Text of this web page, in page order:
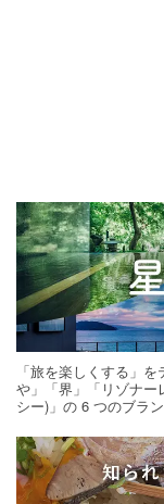
「旅を楽しくする」
や」「界」「リゾナー
シー)」の 6 つのブラ